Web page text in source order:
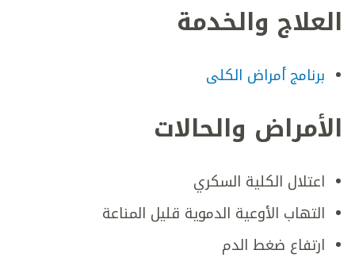
العلاج والخدمة
برنامج أمراض الكلى
الأمراض والحالات
اعتلال الكلية السكري
التهاب الأوعية الدموية قليل المناعة
ارتفاع ضغط الدم